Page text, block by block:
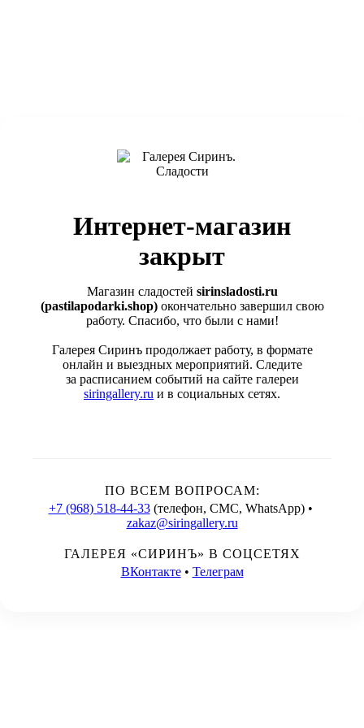
Интернет-магазин
закрыт
Магазин сладостей sirinsladosti.ru
(pastilapodarki.shop)окончательно завершил свою
работу. Спасибо, что были с нами!
Галерея Сиринъ продолжает работу, в формате
онлайн и выездных мероприятий. Следите
за расписанием событий на сайте галереи
siringallery.ru и в социальных сетях.
ПО ВСЕМ ВОПРОСАМ:
+7 (968) 518-44-33(телефон, СМС, WhatsApp) •
zakaz@siringallery.ru
ГАЛЕРЕЯ «СИРИНЪ» В СОЦСЕТЯХ
ВКонтакте• Телеграм